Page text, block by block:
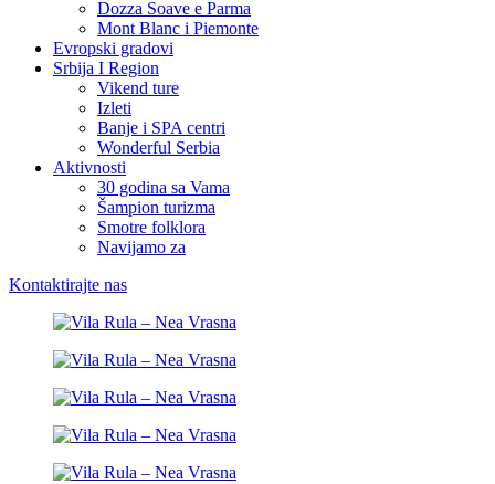
Dozza Soave e Parma
Mont Blanc i Piemonte
Evropski gradovi
Srbija I Region
Vikend ture
Izleti
Banje i SPA centri
Wonderful Serbia
Aktivnosti
30 godina sa Vama
Šampion turizma
Smotre folklora
Navijamo za
Kontaktirajte nas